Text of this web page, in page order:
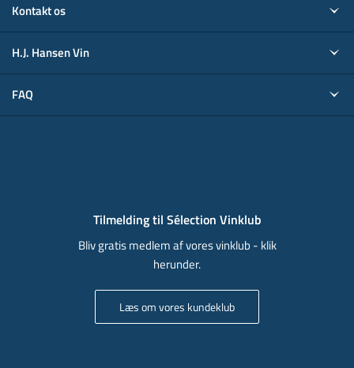
Kontakt os
H.J. Hansen Vin
FAQ
Tilmelding til Sélection Vinklub
Bliv gratis medlem af vores vinklub - klik
herunder.
Læs om vores kundeklub